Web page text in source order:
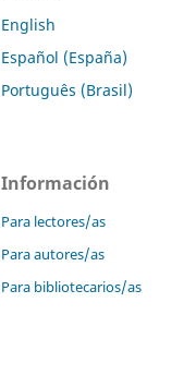
English
Español (España)
Português (Brasil)
Información
Para lectores/as
Para autores/as
Para bibliotecarios/as